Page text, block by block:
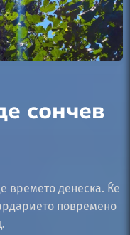
сончев
времето денеска. Ќе
повремено